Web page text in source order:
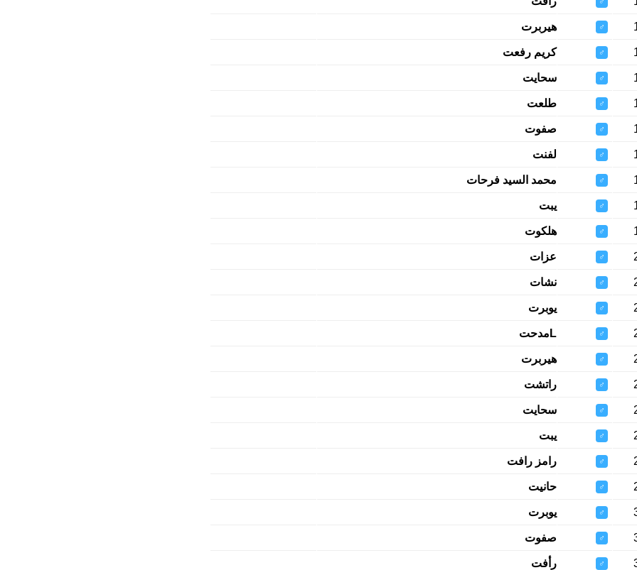
♂ هيربرت
♂ كريم رفعت
♂ سحايت
♂ طلعت
♂ صفوت
♂ لفنت
♂ محمد السيد فرحات
♂ يبت
♂ هلكوت
♂ عزات
♂ نشات
♂ يوبرت
♂ Lمدحت
♂ هيربرت
♂ راتشت
♂ سحايت
♂ يبت
♂ رامز رافت
♂ حانيت
♂ يوبرت
♂ صفوت
♂ رأفت